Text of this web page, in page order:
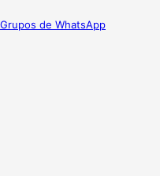
Grupos de WhatsApp